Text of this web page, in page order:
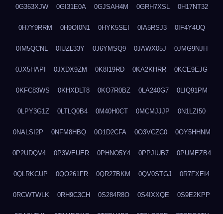
0G363XJW 0GI31E0A 0GJSAH4M 0GRH7XSL 0H17NT32
0H7Y9RRM 0H9OI0N1 0HYK5SEI 0IA5RSJ3 0IF4Y4UQ
0IM5QCNL 0IUZL33Y 0J6YMSQ9 0JAWX05J 0JMG9NJH
0JX5HAPI 0JXDX9ZM 0K8I19RD 0KA2KHRR 0KCE9EJG
0KFC83WS 0KHXDLT8 0KO7R0BZ 0LA240G7 0LIQ91PM
0LPY3G1Z 0LTLQ0B4 0M40H0CT 0MCMJJJP 0N1LZI50
0NALSI2P 0NFM8HBQ 0O1D2CFA 0O3VCZC0 0OY5HHNM
0P2UDQV4 0P3WEUER 0PHNO5Y4 0PPJIUB7 0PUMEZB4
0QLRKCUP 0QO261FR 0QR27BKM 0QV0STGJ 0R7FXEI4
0RCWTWLK 0RH9C3CH 0S284R8O 0S4IXXQE 0S9E2KPP